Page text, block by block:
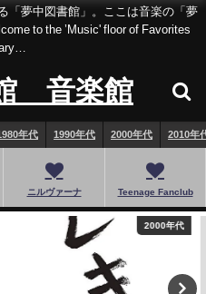
「夢中図書館」。ここは音楽の「夢
to the ’Music' floor of Favorites
音楽館
年代 1990年代 2000年代 2010年
ニルヴァーナ Teenage Fanclub
1960年代